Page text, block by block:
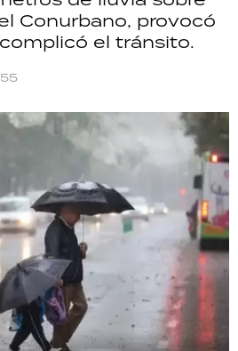
Conurbano, provocó
el tránsito.